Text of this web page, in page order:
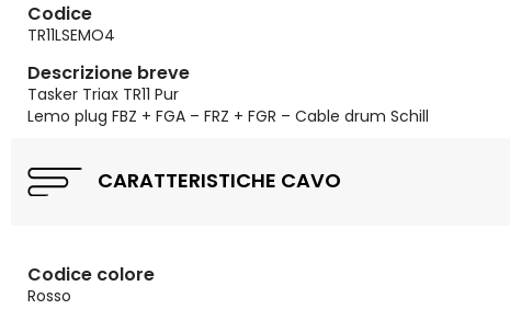
Codice
TR11LSEMO4
Descrizione breve
Tasker Triax TR11 Pur
Lemo plug FBZ + FGA – FRZ + FGR – Cable drum Schill
CARATTERISTICHE CAVO
Codice colore
Rosso